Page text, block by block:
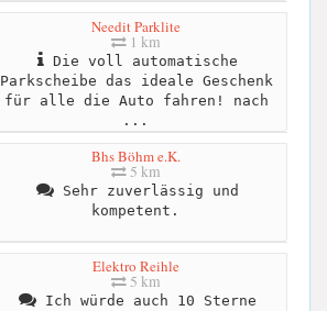
Needit Parklite
1 km
Die voll automatische
Parkscheibe das ideale Geschenk
für alle die Auto fahren! nach
...
Bhs Böhm e.K.
5 km
Sehr zuverlässig und
kompetent.
Elektro Reihle
5 km
Ich würde auch 10 Sterne